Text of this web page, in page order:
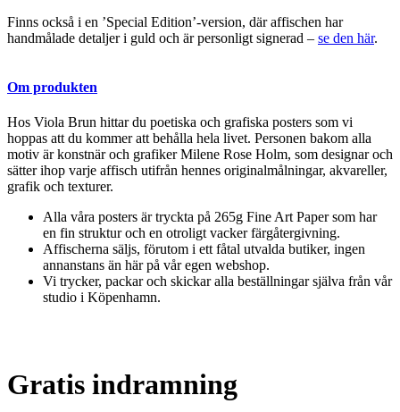
Finns också i en ’Special Edition’-version, där affischen har
handmålade detaljer i guld och är personligt signerad – se den här.
Om produkten
Hos Viola Brun hittar du poetiska och grafiska posters som vi
hoppas att du kommer att behålla hela livet. Personen bakom alla
motiv är konstnär och grafiker Milene Rose Holm, som designar och
sätter ihop varje affisch utifrån hennes originalmålningar, akvareller,
grafik och texturer.
Alla våra posters är tryckta på 265g Fine Art Paper som har
en fin struktur och en otroligt vacker färgåtergivning.
Affischerna säljs, förutom i ett fåtal utvalda butiker, ingen
annanstans än här på vår egen webshop.
Vi trycker, packar och skickar alla beställningar själva från vår
studio i Köpenhamn.
Gratis indramning